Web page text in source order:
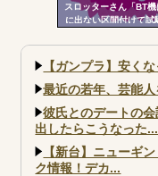
スロッターさん「BT
に出ない区間付けて試
【ガンプラ】安く
最近の若年、芸能
彼氏とのデートの
出したらこうなった...
【新台】ニューギ
ク情報！デカ...